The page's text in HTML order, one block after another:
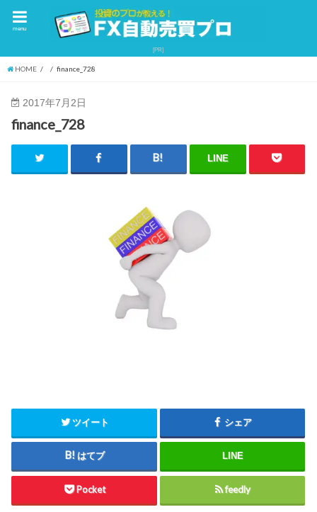
menu
HOME finance_728
2017年7月2日
finance_728
LINE
ツイート シェア
はてブ LINE
Pocket feedly